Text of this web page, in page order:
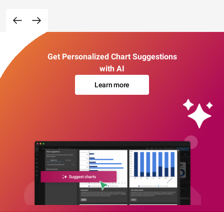
Get Personalized Chart Suggestions
with AI
Learn more